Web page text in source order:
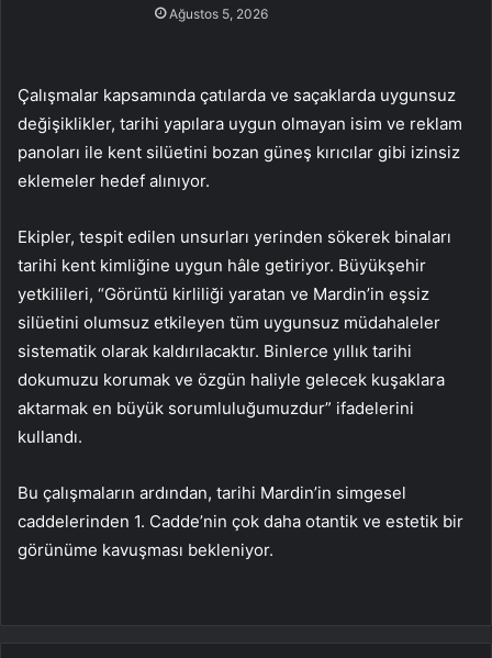
Ağustos 5, 2026
Çalışmalar kapsamında çatılarda ve saçaklarda uygunsuz
değişiklikler, tarihi yapılara uygun olmayan isim ve reklam
panoları ile kent silüetini bozan güneş kırıcılar gibi izinsiz
eklemeler hedef alınıyor.
Ekipler, tespit edilen unsurları yerinden sökerek binaları
tarihi kent kimliğine uygun hâle getiriyor. Büyükşehir
yetkilileri, “Görüntü kirliliği yaratan ve Mardin’in eşsiz
silüetini olumsuz etkileyen tüm uygunsuz müdahaleler
sistematik olarak kaldırılacaktır. Binlerce yıllık tarihi
dokumuzu korumak ve özgün haliyle gelecek kuşaklara
aktarmak en büyük sorumluluğumuzdur” ifadelerini
kullandı.
Bu çalışmaların ardından, tarihi Mardin’in simgesel
caddelerinden 1. Cadde’nin çok daha otantik ve estetik bir
görünüme kavuşması bekleniyor.